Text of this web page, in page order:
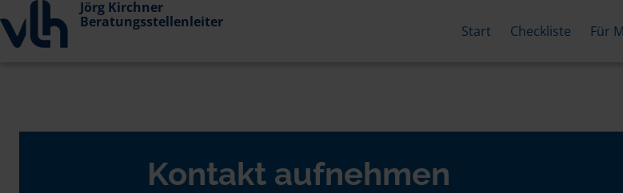
Jörg Kirchner
Beratungsstellenleiter
Start Checkliste Für
Kontakt aufnehmen